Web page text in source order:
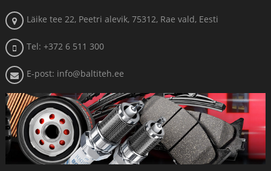
Läike tee 22, Peetri alevik, 75312, Rae vald, Eesti
Tel: +372 6 511 300
E-post: info@baltiteh.ee